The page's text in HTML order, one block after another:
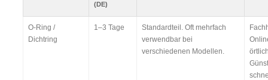
(DE)
O-Ring /
Dichtring
1–3 Tage
Standardteil. Oft mehrfach
verwendbar bei
verschiedenen Modellen.